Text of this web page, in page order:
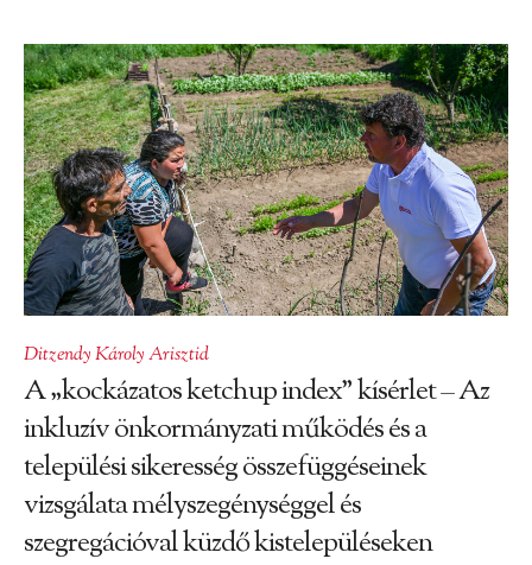
Ditzendy Károly Arisztid
A „kockázatos ketchup index” kísérlet – Az
inkluzív önkormányzati működés és a
települési sikeresség összefüggéseinek
vizsgálata mélyszegénységgel és
szegregációval küzdő kistelepüléseken